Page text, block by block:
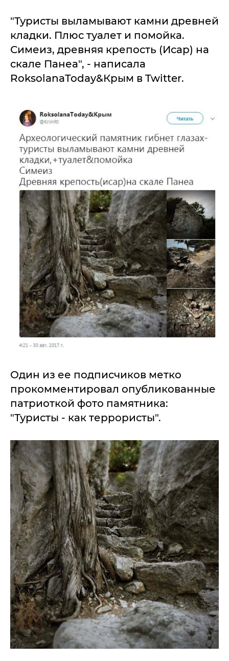
"Туристы выламывают камни древней
кладки. Плюс туалет и помойка.
Симеиз, древняя крепость (Исар) на
скале Панеа", - написала
RoksolanaToday&Крым в Twitter.
Один из ее подписчиков метко
прокомментировал опубликованные
патриоткой фото памятника:
"Туристы - как террористы".